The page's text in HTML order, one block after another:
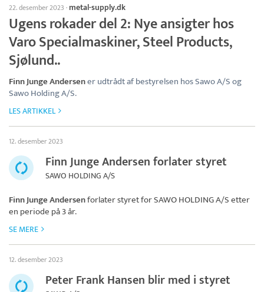
22. desember 2023 · metal-supply.dk
Ugens rokader del 2: Nye ansigter hos
Varo Specialmaskiner, Steel Products,
Sjølund..
Finn Junge Andersener udtrådt af bestyrelsen hos Sawo A/S og
Sawo Holding A/S.
LES ARTIKKEL
12. desember 2023
Finn Junge Andersen forlater styret
SAWO HOLDING A/S
Finn Junge Andersenforlater styret forSAWO HOLDING A/Setter
en periode på 3 år.
SE MERE
12. desember 2023
Peter Frank Hansen blir med i styret